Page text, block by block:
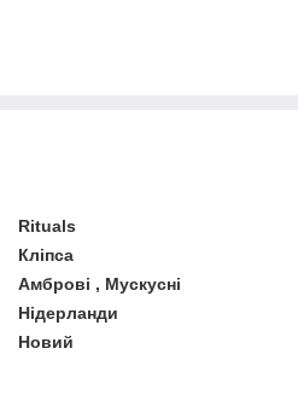
Rituals
Кліпса
Амброві , Мускусні
Нідерланди
Новий